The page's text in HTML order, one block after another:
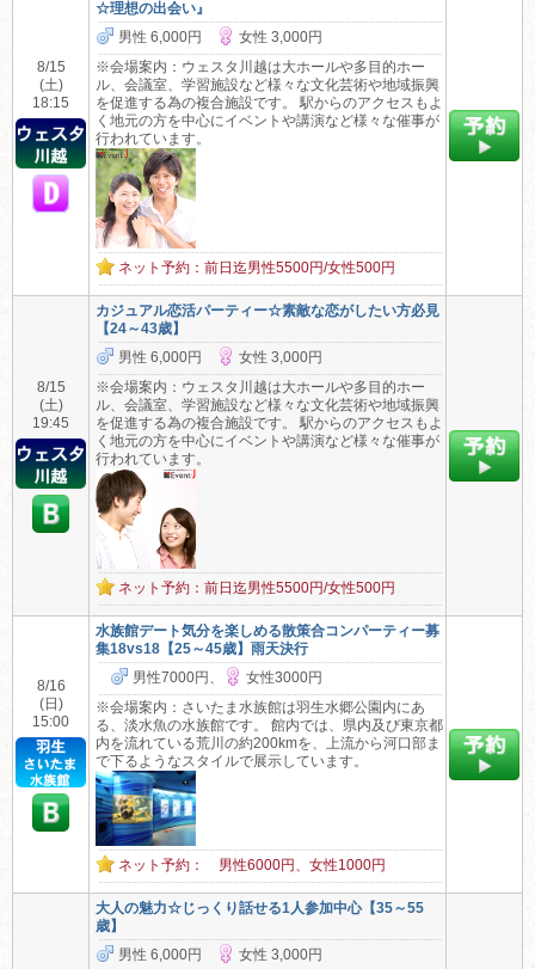
8/15
(土)
18:15
☆理想の出会い』
男性 6,000円
女性 3,000円
※会場案内：ウェスタ川越は大ホールや多目的ホー
ル、会議室、学習施設など様々な文化芸術や地域振興
を促進する為の複合施設です。 駅からのアクセスもよ
く地元の方を中心にイベントや講演など様々な催事が
行われています。
ネット予約：前日迄男性5500円/女性500円
8/15
(土)
19:45
カジュアル恋活パーティー☆素敵な恋がしたい方必見
【24～43歳】
男性 6,000円
女性 3,000円
※会場案内：ウェスタ川越は大ホールや多目的ホー
ル、会議室、学習施設など様々な文化芸術や地域振興
を促進する為の複合施設です。 駅からのアクセスもよ
く地元の方を中心にイベントや講演など様々な催事が
行われています。
ネット予約：前日迄男性5500円/女性500円
8/16
(日)
15:00
水族館デート気分を楽しめる散策合コンパーティー募
集18vs18【25～45歳】雨天決行
男性7000円、
女性3000円
※会場案内：さいたま水族館は羽生水郷公園内にあ
る、淡水魚の水族館です。 館内では、県内及び東京都
内を流れている荒川の約200kmを、上流から河口部ま
で下るようなスタイルで展示しています。
ネット予約： 男性6000円、女性1000円
大人の魅力☆じっくり話せる1人参加中心【35～55
歳】
男性 6,000円
女性 3,000円